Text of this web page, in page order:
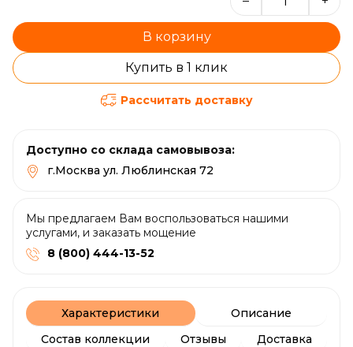
В корзину
Купить в 1 клик
Рассчитать доставку
Доступно со склада самовывоза:
г.Москва ул. Люблинская 72
Мы предлагаем Вам воспользоваться нашими
услугами, и заказать мощение
8 (800) 444-13-52
Характеристики
Описание
Состав коллекции
Отзывы Доставка